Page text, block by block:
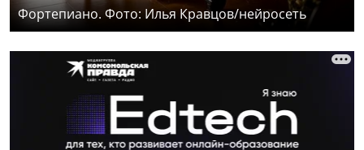
Фортепиано. Фото: Илья Кравцов/нейросеть